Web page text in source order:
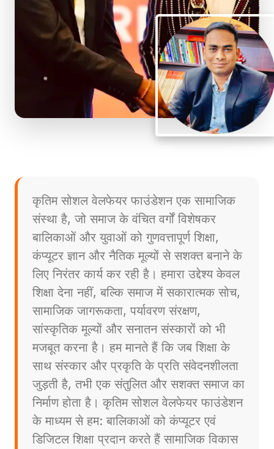
कृतिम सोशल वेलफेयर फाउंडेशन एक सामाजिक
संस्था है, जो समाज के वंचित वर्गों विशेषकर
बालिकाओं और युवाओं को गुणवत्तापूर्ण शिक्षा,
कंप्यूटर ज्ञान और नैतिक मूल्यों से सशक्त बनाने के
लिए निरंतर कार्य कर रही है। हमारा उद्देश्य केवल
शिक्षा देना नहीं, बल्कि समाज में सकारात्मक सोच,
सामाजिक जागरूकता, पर्यावरण संरक्षण,
सांस्कृतिक मूल्यों और सनातन संस्कारों को भी
मजबूत करना है। हम मानते हैं कि जब शिक्षा के
साथ संस्कार और प्रकृति के प्रति संवेदनशीलता
जुड़ती है, तभी एक संतुलित और सशक्त समाज का
निर्माण होता है। कृतिम सोशल वेलफेयर फाउंडेशन
के माध्यम से हम: बालिकाओं को कंप्यूटर एवं
डिजिटल शिक्षा प्रदान करते हैं सामाजिक विकास